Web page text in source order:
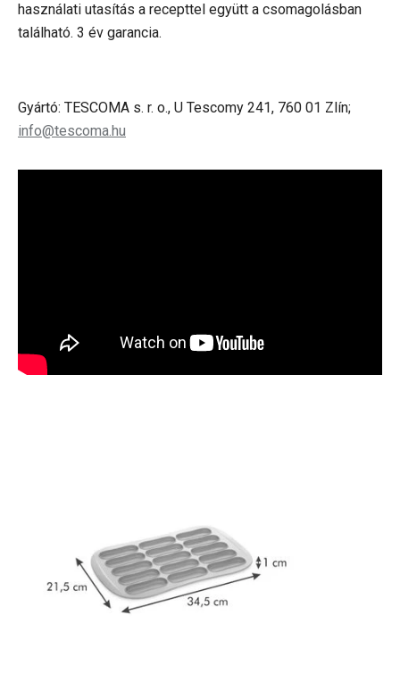
használati utasítás a recepttel együtt a csomagolásban
található. 3 év garancia.
Gyártó: TESCOMA s. r. o., U Tescomy 241, 760 01 Zlín;
info@tescoma.hu